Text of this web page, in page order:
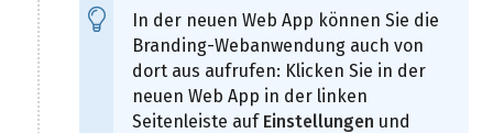
In der neuen Web App können Sie die
Branding-Webanwendung auch von
dort aus aufrufen: Klicken Sie in der
neuen Web App in der linken
Seitenleiste auf Einstellungen und